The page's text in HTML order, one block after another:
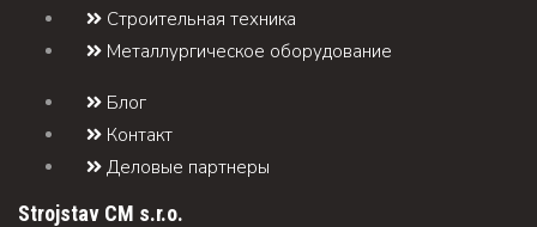
Строительная техника
Металлургическое оборудование
Блог
Контакт
Деловые партнеры
Strojstav CM s.r.o.